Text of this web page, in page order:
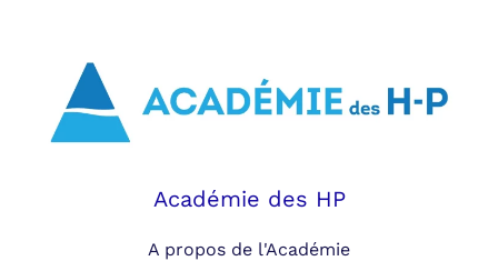
Académie des HP
A propos de l'Académie